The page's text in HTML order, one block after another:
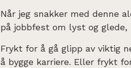
Når jeg snakker med denne
på jobbfest om lyst og glede,
Frykt for å gå glipp av viktig
å bygge karriere. Eller frykt